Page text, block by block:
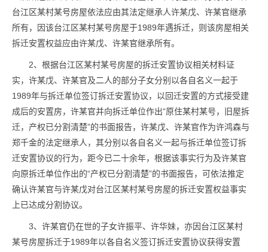
台江区某村某号房屋依法应由其法定继承人许某戊、许某官继承
所有，因该台江区某村某号房屋于1989年遇拆迁，则该房屋相关
拆迁安置权益应由许某戊、许某官继承所有。
2、根据台江区某村某号房屋的拆迁安置协议相关材料证
实，许某戊、许某官及二人的部分子女分别以各自名义一起于
1989年与拆迁单位签订拆迁安置协议，以回迁安置的方式接受建
成后的安置房，许某官并向拆迁单位作出“原住某村某号，旧屋拆
迁，产权已分割清楚”的书面报告，许某戊、许某官作为许鸿森与
郑千金的法定继承人，其分别以各自名义一起与拆迁单位签订拆
迁安置协议的行为，距今已二十余年，根据该事实行为及许某官
向原拆迁单位作出的“产权已分割清楚”的书面报告，可依法推定
确认许某官与许某戊对台江区某村某号房屋的拆迁安置权益事实
上已达成分割协议。
3、许某官仍在世的子女许振平、许华妹，亦因台江区某村
某号房屋拆迁于1989年以各自名义签订拆迁安置协议获得安置